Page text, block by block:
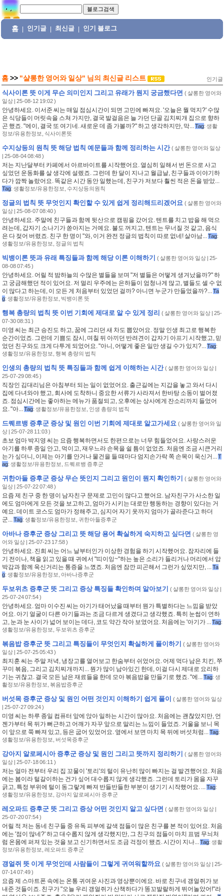
홈 인기글 최신글 인기 블로그
홈 >> "샬롱한 영어와 일상" 님의 최신글 리스트 인기글
식사이론 뜻 이게 무슨 의미인지 그리고 유래가 뭔지 궁금했다면 (샬롱한 영어와
일상| 25-08-12 19:02 )
안녕하세요. 이서준 씨는 매일 점심시간이 되면 고민에 빠져요. '오늘은 뭘 먹지?' 수많
은 식당들이 머릿속을 스쳐 가지만, 결국 발걸음은 늘 가던 단골 김치찌개 집으로 향하
곤 했죠. "에이, 결국 또 여기네. 새로운 데 좀 가볼까?" 하고 생각하지만, 막...Tag: 생활
정보/유용한정보
식사이론뜻
수지상등의 원칙 뜻 해당 법칙 예문들과 함께 정리하는 시간 (샬롱한 영어와 일상
| 25-08-04 08:48 )
저는 지난달부터 카페에서 아르바이트를 시작했어요. 열심히 일해서 번 돈으로 사고
싶었던 운동화를 살 생각에 설렜죠. 그런데 한 달이 지나고 월급날, 친구들과 이야기하
다가 깜짝 놀랐어요. 똑같은 시간 동안 일했는데, 친구가 저보다 훨씬 적은 돈을 받았...
Tag: 생활정보/유용한정보 수지상등의원칙
정글의 법칙 뜻 무엇인지 확인할 수 있게 쉽게 정리해드리겠어요 (샬롱한 영어와
일상| 25-08-07 08:40 )
안녕하세요. 주말에 친구들과 함께 뒷산으로 캠핑을 갔어요. 텐트를 치고 밥을 해 먹으
려는데, 갑자기 소나기가 쏟아지는 거예요. 불도 꺼지고, 텐트는 무너질 것 같고, 음식
은 다 젖어 버렸죠. 친구 한 명이 "와, 이거 완전 정글의 법칙이 따로 없네! 살아남...Tag:
생활정보/유용한정보
정글의 법칙
빅뱅이론 뜻과 유래 특징들과 함께 해당 이론 이해하기 (샬롱한 영어와 일상| 25-
08-08 07:45 )
안녕하세요. 어릴 적 밤하늘의 수많은 별들을 보며 "저 별들은 어떻게 생겨났을까?" 하
고 궁금해했던 적이 있어요. 저 멀리 우주에는 은하들이 엄청나게 많고, 별들도 셀 수 없
이 많다고 하는데, 이 모든 게 처음부터 있었던 걸까? 아니면 누군가 만들었을까?...Ta
g: 생활정보/유용한정보 빅뱅이론 뜻
행복 총량의 법칙 뜻 이번 기회에 제대로 알 수 있게 정리 (샬롱한 영어와 일상| 25-
07-30 08:31 )
미영 씨는 최근 승진도 하고, 꿈에 그리던 새 차도 뽑았어요. 정말 인생 최고로 행복한
순간이었죠. 그런데 기쁨도 잠시, 며칠 뒤 아끼던 반려견이 갑자기 아프기 시작했고, 믿
었던 친구와도 크게 다투게 되었어요. "아니, 어떻게 좋은 일만 생길 수가 있지?...Tag:
생활정보/유용한정보 행복 총량의 법칙
인생의 총량의 법칙 뜻 특징들과 함께 쉽게 이해하는 시간 (샬롱한 영어와 일상|
25-07-29 08:45 )
직장인 김대리님은 아침부터 되는 일이 없었어요. 출근길에는 지갑을 놓고 와서 다시
집에 다녀와야 했고, 회사에 도착하니 중요한 서류가 사라져서 한바탕 소동이 벌어졌
죠. 점심시간에는 좋아하는 메뉴가 품절되고, 오후에는 상사에게 잔소리까지 들었어
요. "아...Tag: 생활정보/유용한정보 인생 총량의 법칙
드퀘르뱅 증후군 증상 및 원인 이번 기회에 제대로 알고가세요 (샬롱한 영어와 일
상| 25-07-28 11:03 )
초보 엄마 박지영 씨는 요즘 행복하면서도 한편으로는 너무 힘들었어요. 사랑스러운
아기를 하루 종일 안고, 먹이고, 재우느라 손목을 쉴 틈이 없었죠. 처음엔 조금 시큰거리
는가 싶더니, 이제는 아기를 안거나 물건을 들 때마다 엄지손가락 쪽 손목이 욱신거...T
ag: 생활정보/유용한정보 드퀘르뱅 증후군
귀한아들 증후군 증상 무슨 뜻인지 그리고 원인이 뭔지 확인하기 (샬롱한 영어와
일상| 25-07-22 07:48 )
요즘 제 친구 중 한 명이 남자친구 문제로 고민이 많다고 했어요. 남자친구가 사소한 일
에도 엄마에게 모든 것을 보고하고, 엄마가 시키는 대로만 행동하는 경향이 있다는 거
예요. 데이트 코스도 엄마가 정해주고, 심지어 자기 옷까지 엄마가 골라준다고 하더
군...Tag: 생활정보/유용한정보 귀한아들증후군
아바나 증후군 증상 그리고 뜻 해당 용어 확실하게 숙지하고 싶다면 (샬롱한 영
어와 일상| 25-07-23 17:58 )
안녕하세요. 진희 씨는 어느 날부터인가 이상한 경험을 하기 시작했어요. 잠자리에 들
기 전이나, 책을 읽고 있을 때 귀에서 "띠이잉~"하는 높은 소리가 들리거나 머리에서 압
박감과 함께 욱신거리는 통증을 느꼈죠. 처음엔 잠깐 피곤해서 그런가 싶었지만, ...Ta
g: 생활정보/유용한정보 아바나증후군
두보위츠 증후군 뜻 그리고 증상 특징들 확인하며 알아보기 (샬롱한 영어와 일상|
25-07-24 07:54 )
안녕하세요. 엄마 이수진 씨는 아기가 태어났을 때부터 뭔가 특별하다는 느낌을 받았
어요. 아기 얼굴이 다른 아기들과는 조금 다르게 생겼다고 생각했죠. 특히 눈썹이 연하
고, 눈과 눈 사이가 넓어 보이는 데다, 코도 약간 작아 보였어요. 처음에는 '아기가 ...Tag:
생활정보/유용한정보
두보위츠 증후군
볶음밥 증후군 뜻 그리고 특징들이 무엇인지 확실하게 풀이하기 (샬롱한 영어와
일상| 25-07-25 05:43 )
최지훈 씨는 주말 저녁, 냉장고를 열어보고 한숨부터 쉬었어요. 어제 먹다 남은 치킨, 쭈
꾸미 볶음, 그리고 김치찌개까지... 뭔가 많이 남아있긴 한데, 이걸 다시 제대로 요리하
기는 귀찮고. 결국 모든 남은 재료들을 한데 모아 볶음밥을 만들기로 했죠. "에...Tag: 생
활정보/유용한정보
볶음밥증후군
버섯목 증후군 증상 및 원인 어떤 것인지 이해하기 쉽게 풀이 (샬롱한 영어와 일상
| 25-07-27 09:24 )
미영 씨는 하루 종일 컴퓨터 앞에 앉아 일하는 시간이 많아요. 처음에는 괜찮았지만, 언
젠가부터 목 뒤가 뻐근하고 어깨가 자꾸 앞으로 말리는 느낌이 들었죠. 거울을 보니 목
이 앞으로 쭉 빠져 있고, 등은 굽어 있었어요. 옆에서 보면 마치 목 뒤에 버섯처럼...Tag:
생활정보/유용한정보
버섯목증후군
강아지 알로페시아 증후군 증상 및 원인 그리고 뜻까지 정리하기 (샬롱한 영어와
일상| 25-07-18 06:11 )
저는 얼마 전부터 우리 집 꼬물이 '토리'의 털이 유난히 많이 빠지는 걸 발견했어요. 처음
에는 봄이라 털갈이하는 건가 싶어 대수롭지 않게 생각했죠. 그런데 토리가 몸을 자꾸
긁고, 특정 부위에 털이 동그랗게 빠져 반들반들한 부분이 생기기 시작했어요. ...Tag:
생활정보/유용한정보
강아지 알로페시아 증후군
레오파드 증후군 뜻 그리고 증상 어떤 것인지 알고 싶다면 (샬롱한 영어와 일상|
25-07-20 07:54 )
어릴 적 저는 동네 친구들 중 유독 피부에 갈색 점들이 많은 친구를 본 적이 있어요. 처음
에는 '점이 많네?' 하고 대수롭지 않게 생각했지만, 그 친구의 점들이 마치 표범 무늬처
럼 온몸에 퍼져 있는 것을 보고 신기하면서도 조금 걱정이 됐죠. 시간이 지나...Tag: 생활
정보/유용한정보 레오파드 증후군
갱얼쥐 뜻 이게 무엇인데 사람들이 그렇게 귀여워할까요 (샬롱한 영어와 일상| 25-
07-14 07:49 )
요즘 제 스마트폰 속에는 온통 귀여운 사진과 영상뿐이에요. 바로 친구네 갱얼쥐가 보
내준 것들이죠. 친구가 "오늘 우리 갱얼쥐가 산책하다가 똥꼬발랄하게 뛰어놀았어!"라